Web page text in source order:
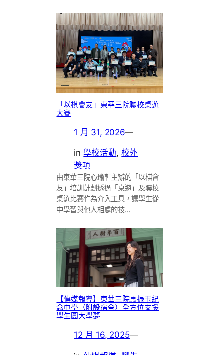
「以棋會友」東華三院聯校桌遊
大賽
1 月 31, 2026—
in學校活動, 校外
獎項
由東華三院心瑜軒主辦的「以棋會
友」培訓計劃透過「桌遊」及聯校
桌遊比賽作為介入工具，讓學生從
中學習與他人相處的技…
【傳媒報導】東華三院馬振玉紀
念中學（附設宿舍）全方位支援
學生圓大學夢
12 月 16, 2025—